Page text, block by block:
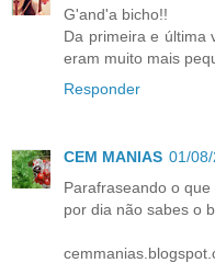
G'and'a bicho!!
Da primeira e última
eram muito mais
Responder
CEM MANIAS 01/
Parafraseando o
por dia não sabes o